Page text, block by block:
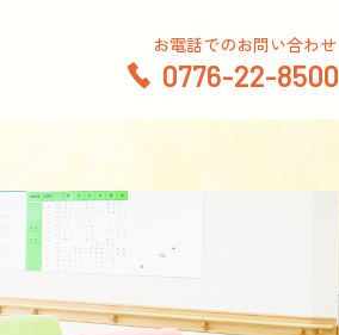
お電話でのお問い合わせ
0776-22-8500